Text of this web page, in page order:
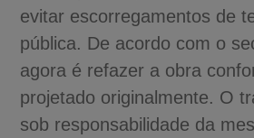
evitar escorregamentos de
pública. De acordo com o
agora é refazer a obra
projetado originalmente. O
sob responsabilidade da